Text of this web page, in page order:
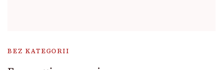
BEZ KATEGORII